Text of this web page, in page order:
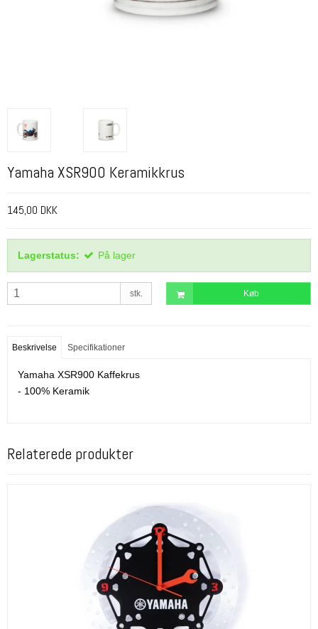
Yamaha XSR900 Keramikkrus
145,00 DKK
Lagerstatus: På lager
stk. Køb
Beskrivelse Specifikationer
Yamaha XSR900 Kaffekrus
- 100% Keramik
Relaterede produkter